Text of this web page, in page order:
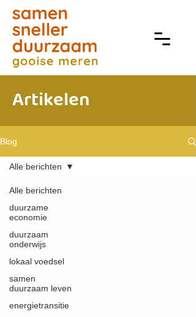
Artikelen
Blog
Alle berichten
duurzame
economie
duurzaam
onderwijs
lokaal voedsel
samen
duurzaam leven
energietransitie
Alle berichten